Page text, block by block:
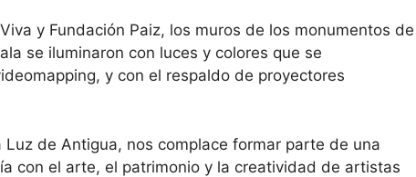
y Fundación Paiz, los muros de los monumentos de
se iluminaron con luces y colores que se
y con el respaldo de proyectores
de Antigua, nos complace formar parte de una
con el arte, el patrimonio y la creatividad de artistas